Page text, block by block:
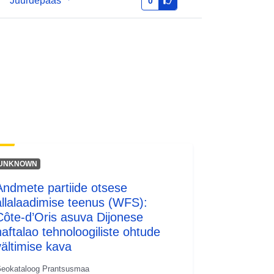
Ressurss:
http://inspire.ec.europa.eu/metadata-
partiide otsese
teenus (WFS):
d’Oris asuva Dijonese
tehnoloogiliste ohtude
kava
Prantsusmaa